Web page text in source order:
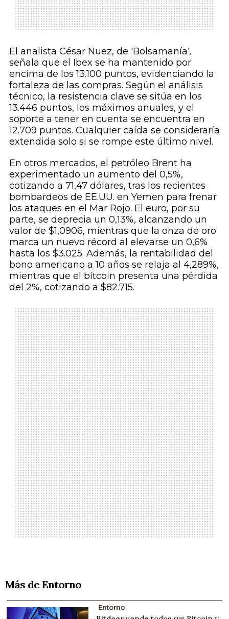
El analista César Nuez, de 'Bolsamanía',
señala que el Ibex se ha mantenido por
encima de los 13.100 puntos, evidenciando la
fortaleza de las compras. Según el análisis
técnico, la resistencia clave se sitúa en los
13.446 puntos, los máximos anuales, y el
soporte a tener en cuenta se encuentra en
12.709 puntos. Cualquier caída se consideraría
extendida solo si se rompe este último nivel.
En otros mercados, el petróleo Brent ha
experimentado un aumento del 0,5%,
cotizando a 71,47 dólares, tras los recientes
bombardeos de EE.UU. en Yemen para frenar
los ataques en el Mar Rojo. El euro, por su
parte, se deprecia un 0,13%, alcanzando un
valor de $1,0906, mientras que la onza de oro
marca un nuevo récord al elevarse un 0,6%
hasta los $3.025. Además, la rentabilidad del
bono americano a 10 años se relaja al 4,289%,
mientras que el bitcoin presenta una pérdida
del 2%, cotizando a $82.715.
Más de Entorno
Entorno